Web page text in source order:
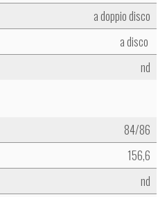
a doppio disco
a disco
nd
84/86
156,6
nd